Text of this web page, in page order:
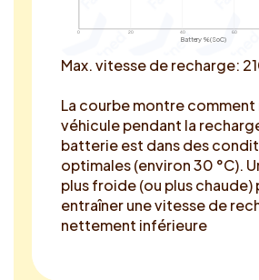
0 20 40 60
Battery % (SoC)
Max. vitesse de recharge:
La courbe montre comment
véhicule pendant la
batterie est dans des
optimales (environ 30 °C).
plus froide (ou plus chaude)
entraîner une vitesse de
nettement inférieure